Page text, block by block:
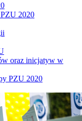
2020
oraz inicjatyw w
PZU 2020